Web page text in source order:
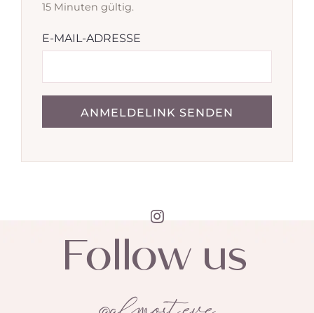
15 Minuten gültig.
E-MAIL-ADRESSE
ANMELDELINK SENDEN
Follow us